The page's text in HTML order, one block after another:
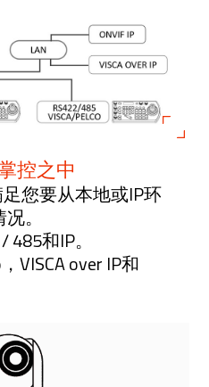
控之中
您要从本地或IP环
。
和IP。
VISCA over IP和